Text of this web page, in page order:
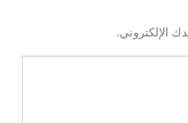
الإلكتروني.